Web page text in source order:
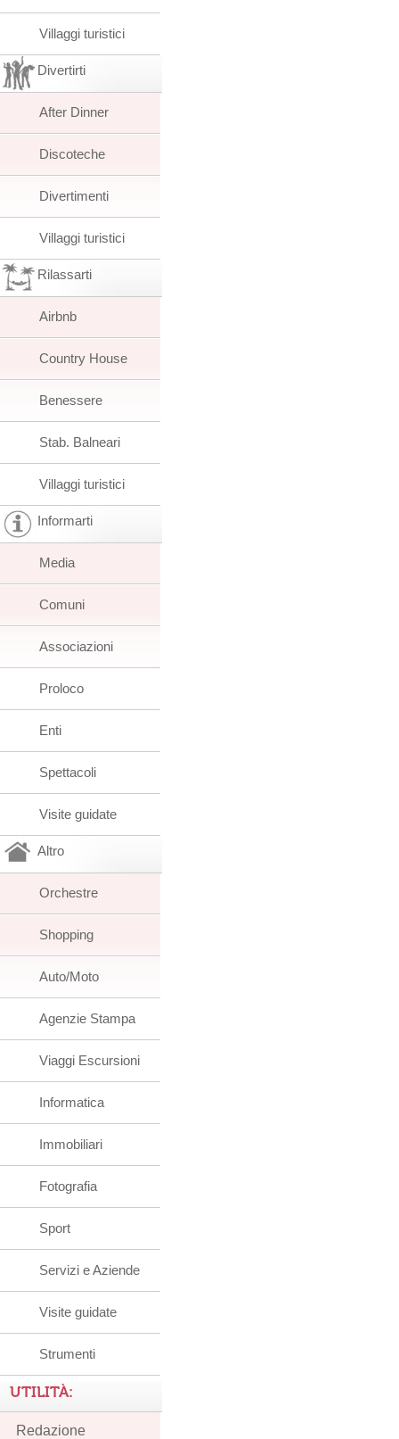
Villaggi turistici
Divertirti
After Dinner
Discoteche
Divertimenti
Villaggi turistici
Rilassarti
Airbnb
Country House
Benessere
Stab. Balneari
Villaggi turistici
Informarti
Media
Comuni
Associazioni
Proloco
Enti
Spettacoli
Visite guidate
Altro
Orchestre
Shopping
Auto/Moto
Agenzie Stampa
Viaggi Escursioni
Informatica
Immobiliari
Fotografia
Sport
Servizi e Aziende
Visite guidate
Strumenti
UTILITÀ:
Redazione